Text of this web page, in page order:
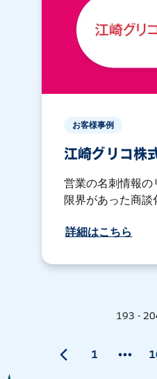
お客様事例
江崎グリコ株
営業の名刺情報
限界があった商談
詳細はこちら
193 -
1